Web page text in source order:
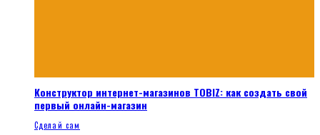
Конструктор интернет-магазинов TOBIZ: как создать свой
первый онлайн-магазин
Сделай сам